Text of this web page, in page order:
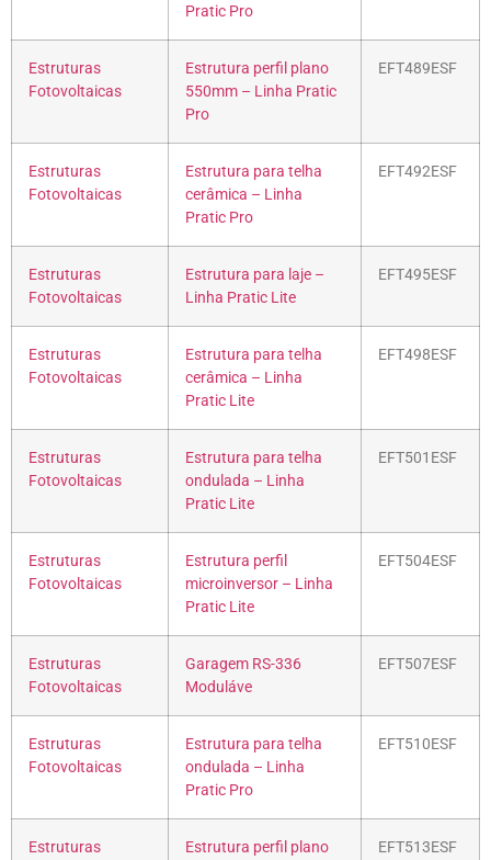
Pratic Pro
Estruturas
Fotovoltaicas
Estrutura perfil plano
550mm – Linha Pratic
Pro
EFT489ESF
Estruturas
Fotovoltaicas
Estrutura para telha
cerâmica – Linha
Pratic Pro
EFT492ESF
Estruturas
Fotovoltaicas
Estrutura para laje –
Linha Pratic Lite
EFT495ESF
Estruturas
Fotovoltaicas
Estrutura para telha
cerâmica – Linha
Pratic Lite
EFT498ESF
Estruturas
Fotovoltaicas
Estrutura para telha
ondulada – Linha
Pratic Lite
EFT501ESF
Estruturas
Fotovoltaicas
Estrutura perfil
microinversor – Linha
Pratic Lite
EFT504ESF
Estruturas
Fotovoltaicas
Garagem RS-336
Moduláve
EFT507ESF
Estruturas
Fotovoltaicas
Estrutura para telha
ondulada – Linha
Pratic Pro
EFT510ESF
Estruturas
Estrutura perfil plano
EFT513ESF